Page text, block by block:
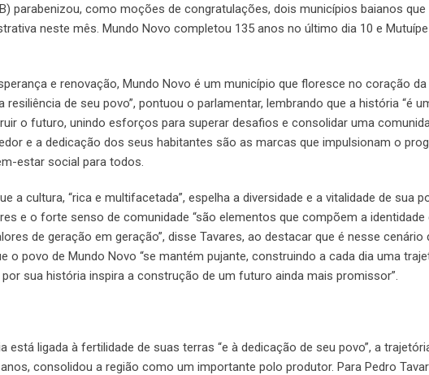
parabenizou, como moções de congratulações, dois municípios baianos
neste mês. Mundo Novo completou 135 anos no último dia 10 e
e renovação, Mundo Novo é um município que floresce no coração
de seu povo”, pontuou o parlamentar, lembrando que a história “é
o futuro, unindo esforços para superar desafios e consolidar uma
e a dedicação dos seus habitantes são as marcas que impulsionam o
estar social para todos.
a cultura, “rica e multifacetada”, espelha a diversidade e a vitalidade de sua
e o forte senso de comunidade “são elementos que compõem a
de geração em geração”, disse Tavares, ao destacar que é nesse cenário
o povo de Mundo Novo “se mantém pujante, construindo a cada dia uma
sua história inspira a construção de um futuro ainda mais promissor”.
está ligada à fertilidade de suas terras “e à dedicação de seu povo”, a
consolidou a região como um importante polo produtor. Para Pedro